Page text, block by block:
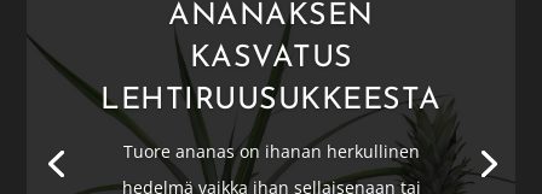
ANANAKSEN
KASVATUS
LEHTIRUUSUKKEESTA
Tuore ananas on ihanan herkullinen
hedelmä vaikka ihan sellaisenaan tai